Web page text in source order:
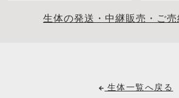
生体の発送・中継販売・ご売
生体一覧へ戻る